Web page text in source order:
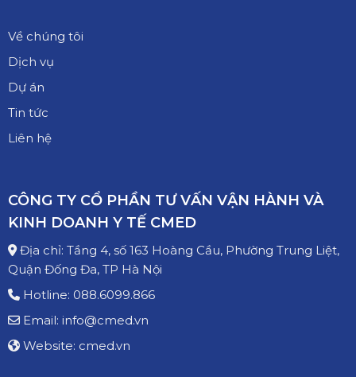
Về chúng tôi
Dịch vụ
Dự án
Tin tức
Liên hệ
CÔNG TY CỔ PHẦN TƯ VẤN VẬN HÀNH VÀ
KINH DOANH Y TẾ CMED
Địa chỉ: Tầng 4, số 163 Hoàng Cầu, Phường Trung Liệt,
Quận Đống Đa, TP Hà Nội
Hotline: 088.6099.866
Email: info@cmed.vn
Website: cmed.vn